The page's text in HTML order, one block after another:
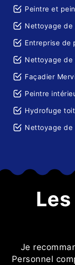
Peintre et
Nettoyage de
Entreprise de
Nettoyage de
Façadier
Peintre
Hydrofuge
Nettoyage de
Je
Personnel